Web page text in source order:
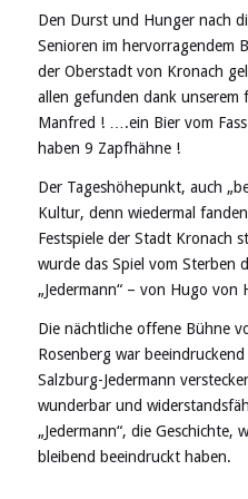
Den Durst und Hunger nach
Senioren im hervorragendem
der Oberstadt von Kronach
allen gefunden dank unserem
Manfred ! ….ein Bier vom
haben 9 Zapfhähne !
Der Tageshöhepunkt, auch
Kultur, denn wiedermal
Festspiele der Stadt Kronach
wurde das Spiel vom Sterben
„Jedermann“ – von Hugo
Die nächtliche offene Bühne
Rosenberg war
Salzburg-Jedermann
wunderbar und
„Jedermann“, die Geschichte,
bleibend beeindruckt haben.